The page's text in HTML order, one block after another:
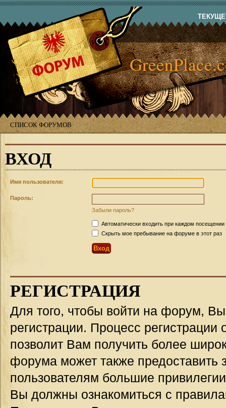
СПИСОК ФОРУМОВ
ВХОД
Имя пользователя:
Пароль:
Забыли пароль?
Автоматически входить при каждом посещении
Скрыть мое пребывание на форуме в этот раз
РЕГИСТРАЦИЯ
Для того, чтобы войти на форум,
регистрации. Процесс регистрации
позволит Вам получить более
форума может также предоставить
пользователям большие
Вы должны ознакомиться с